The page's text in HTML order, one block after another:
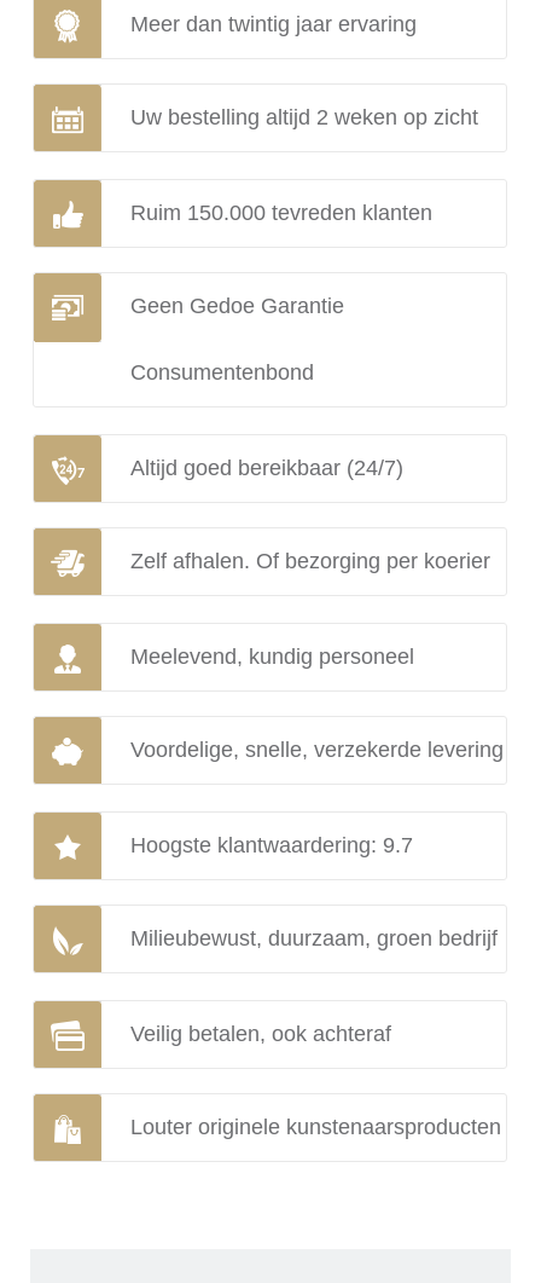
Meer dan twintig jaar ervaring
Uw bestelling altijd 2 weken op zicht
Ruim 150.000 tevreden klanten
Geen Gedoe Garantie
Consumentenbond
Altijd goed bereikbaar (24/7)
Zelf afhalen. Of bezorging per koerier
Meelevend, kundig personeel
Voordelige, snelle, verzekerde levering
Hoogste klantwaardering: 9.7
Milieubewust, duurzaam, groen bedrijf
Veilig betalen, ook achteraf
Louter originele kunstenaarsproducten